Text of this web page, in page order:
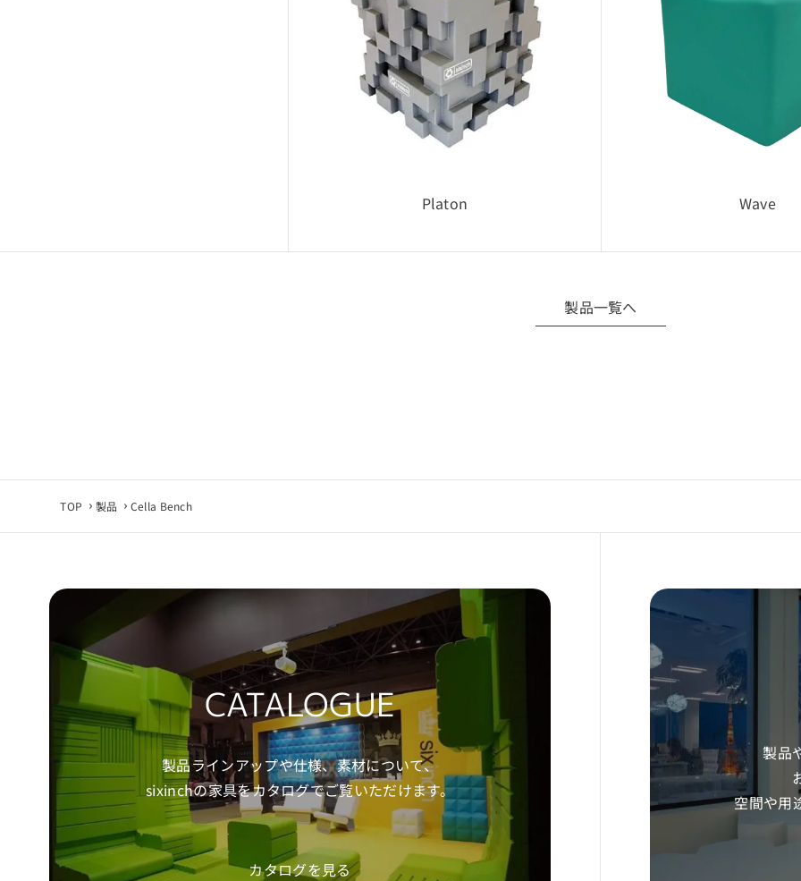
Platon Wave
製品一覧へ
3Dデータ（CADデータ）利用規約・注意事項
■ 利用目的について
CADデータは、当社製品の採用検討を目的とした場合に限り使用可能です。
採用提案・レイアウト検討・設計確認用途での利用を想定しています。
CADデータのダウンロード・利用をもって、本規約に同意したものとみなし
TOP 製品 Cella Bench
CATALOGUE
製品ラインアップや仕様、素材について、
sixinchの家具をカタログでご覧いただけます。
カタログを見る
製品
空間や用